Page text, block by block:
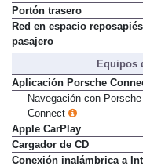
Maletero con iluminación
Portón trasero
Red en espacio reposapiés
Equipos
Aplicación Porsche
Navegación con Porsche
Connect
Apple CarPlay
Cargador de CD